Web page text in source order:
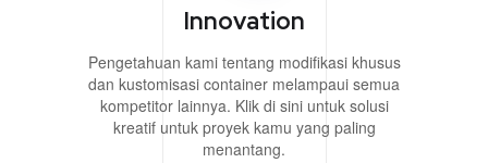
Innovation
Pengetahuan kami tentang modifikasi khusus
dan kustomisasi container melampaui semua
kompetitor lainnya. Klik di sini untuk solusi
kreatif untuk proyek kamu yang paling
menantang.